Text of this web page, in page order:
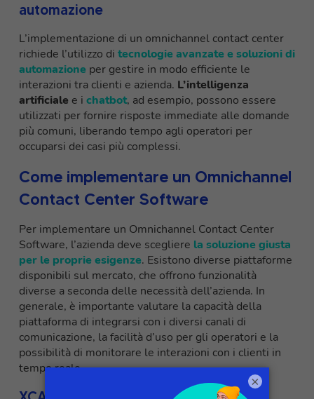
automazione
L’implementazione di un omnichannel contact center
richiede l’utilizzo di tecnologie avanzate e soluzioni di
automazione per gestire in modo efficiente le
interazioni tra clienti e azienda. L’intelligenza
artificiale e i chatbot, ad esempio, possono essere
utilizzati per fornire risposte immediate alle domande
più comuni, liberando tempo agli operatori per
occuparsi dei casi più complessi.
Come implementare un Omnichannel
Contact Center Software
Per implementare un Omnichannel Contact Center
Software, l’azienda deve scegliere la soluzione giusta
per le proprie esigenze. Esistono diverse piattaforme
disponibili sul mercato, che offrono funzionalità
diverse a seconda delle necessità dell’azienda. In
generale, è importante valutare la capacità della
piattaforma di integrarsi con i diversi canali di
comunicazione, la facilità d’uso per gli operatori e la
possibilità di monitorare le interazioni con i clienti in
tempo reale.
×